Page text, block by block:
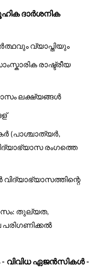
ദാർശനിക
വ്യാപ്തിയും
രാഷ്ട്രീയ
ലക്ഷ്യങ്ങൾ
( പാശ്ചാത്യർ,
രംഗത്തെ
വിദ്യാഭ്യാസത്തിന്റെ
: തുല്യത,
പരിഗണിക്കൽ
- വിവിധ ഏജൻസികൾ-